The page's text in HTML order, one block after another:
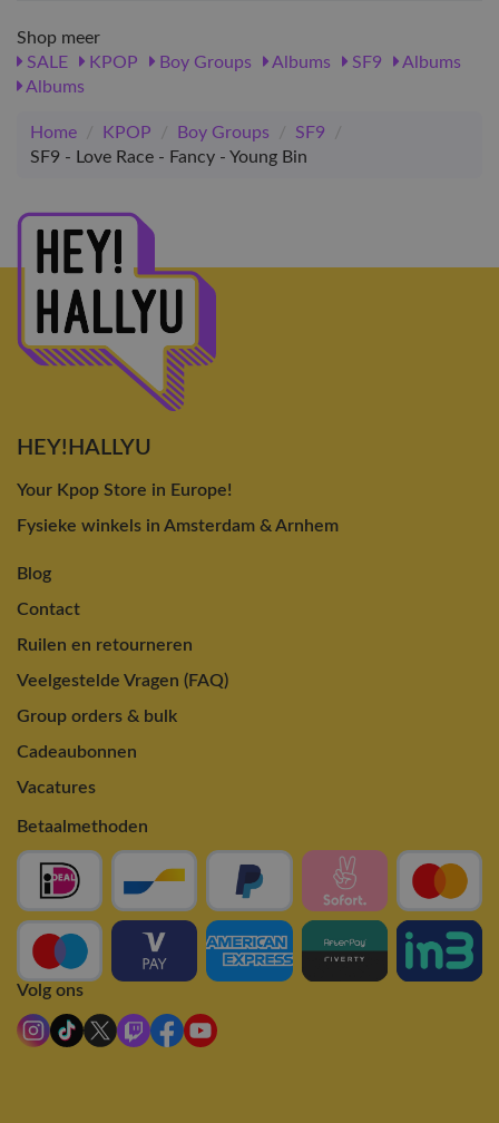
Shop meer
SALE
KPOP Boy Groups Albums SF9
Albums
Albums
Home / KPOP / Boy Groups / SF9
/
SF9 - Love Race - Fancy - Young Bin
HEY!HALLYU
Your Kpop Store in Europe!
Fysieke winkels in Amsterdam & Arnhem
Blog
Contact
Ruilen en retourneren
Veelgestelde Vragen (FAQ)
Group orders & bulk
Cadeaubonnen
Vacatures
Betaalmethoden
Volg ons